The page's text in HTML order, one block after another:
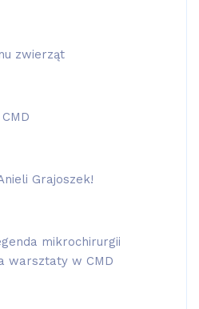
zwierząt
Grajoszek!
mikrochirurgii
warsztaty w CMD